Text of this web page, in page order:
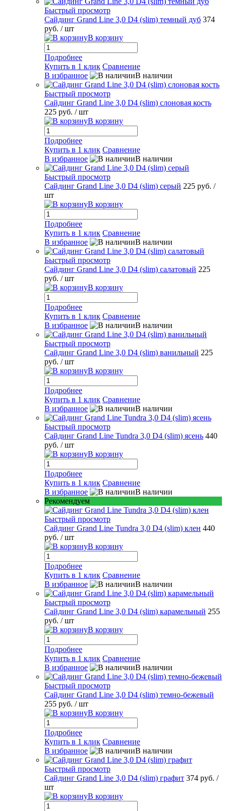
Быстрый просмотр
Сайдинг Grand Line 3,0 D4 (slim) темный дуб 374
руб. / шт
В корзину
Подробнее
Купить в 1 клик Сравнение
В избранное
В наличии
Быстрый просмотр
Сайдинг Grand Line 3,0 D4 (slim) слоновая кость
225 руб. / шт
В корзину
Подробнее
Купить в 1 клик Сравнение
В избранное
В наличии
Быстрый просмотр
Сайдинг Grand Line 3,0 D4 (slim) серый 225 руб. /
шт
В корзину
Подробнее
Купить в 1 клик Сравнение
В избранное
В наличии
Быстрый просмотр
Сайдинг Grand Line 3,0 D4 (slim) салатовый 225
руб. / шт
В корзину
Подробнее
Купить в 1 клик Сравнение
В избранное
В наличии
Быстрый просмотр
Сайдинг Grand Line 3,0 D4 (slim) ванильный 225
руб. / шт
В корзину
Подробнее
Купить в 1 клик Сравнение
В избранное
В наличии
Быстрый просмотр
Сайдинг Grand Line Tundra 3,0 D4 (slim) ясень 440
руб. / шт
В корзину
Подробнее
Купить в 1 клик Сравнение
В избранное
В наличии
Рекомендуем
Быстрый просмотр
Сайдинг Grand Line Tundra 3,0 D4 (slim) клен 440
руб. / шт
В корзину
Подробнее
Купить в 1 клик Сравнение
В избранное
В наличии
Быстрый просмотр
Сайдинг Grand Line 3,0 D4 (slim) карамельный 255
руб. / шт
В корзину
Подробнее
Купить в 1 клик Сравнение
В избранное
В наличии
Быстрый просмотр
Сайдинг Grand Line 3,0 D4 (slim) темно-бежевый
255 руб. / шт
В корзину
Подробнее
Купить в 1 клик Сравнение
В избранное
В наличии
Быстрый просмотр
Сайдинг Grand Line 3,0 D4 (slim) графит 374 руб. /
шт
В корзину